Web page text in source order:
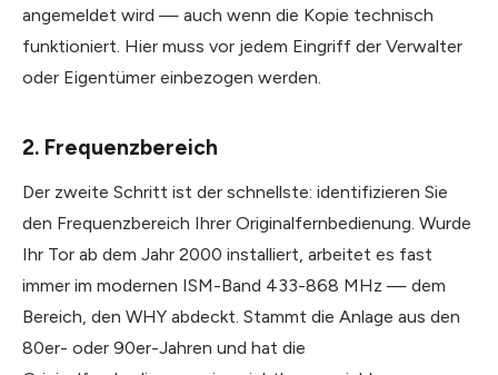
angemeldet wird — auch wenn die Kopie technisch
funktioniert. Hier muss vor jedem Eingriff der Verwalter
oder Eigentümer einbezogen werden.
2. Frequenzbereich
Der zweite Schritt ist der schnellste: identifizieren Sie
den Frequenzbereich Ihrer Originalfernbedienung. Wurde
Ihr Tor ab dem Jahr 2000 installiert, arbeitet es fast
immer im modernen ISM-Band 433-868 MHz — dem
Bereich, den WHY abdeckt. Stammt die Anlage aus den
80er- oder 90er-Jahren und hat die